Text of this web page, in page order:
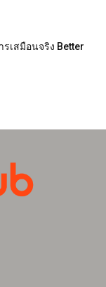
เสมือนจริง Better